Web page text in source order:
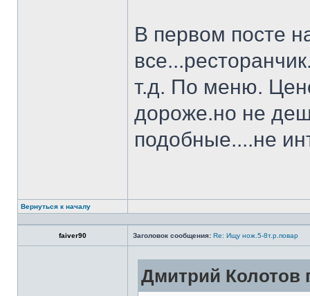
В первом посте
т.д. По меню.
дороже.но не
подобные....не
Вернуться к началу
faiver90 Заголовок сообщения: Re: Ищу нож.5-8т.р.повар
Дмитрий Колотов